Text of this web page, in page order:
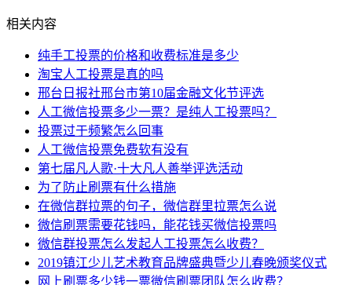
相关内容
纯手工投票的价格和收费标准是多少
淘宝人工投票是真的吗
邢台日报社邢台市第10届金融文化节评选
人工微信投票多少一票？是纯人工投票吗？
投票过于频繁怎么回事
人工微信投票免费软有没有
第七届凡人歌·十大凡人善举评选活动
为了防止刷票有什么措施
在微信群拉票的句子，微信群里拉票怎么说
微信刷票需要花钱吗，能花钱买微信投票吗
微信群投票怎么发起人工投票怎么收费？
2019镇江少儿艺术教育品牌盛典暨少儿春晚颁奖仪式
网上刷票多少钱一票微信刷票团队怎么收费？